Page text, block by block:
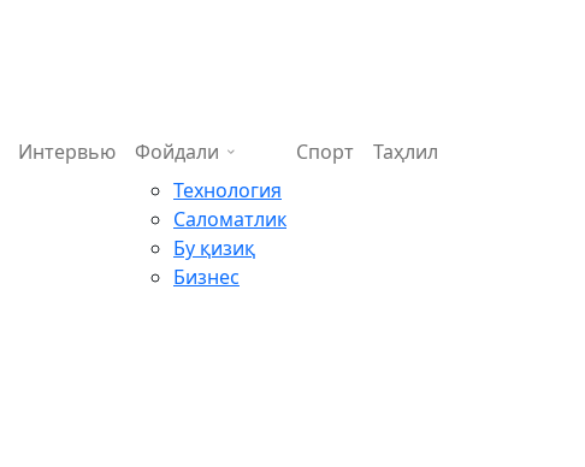
Интервью
Фойдали
Технология
Саломатлик
Бу қизиқ
Бизнес
Спорт Таҳлил